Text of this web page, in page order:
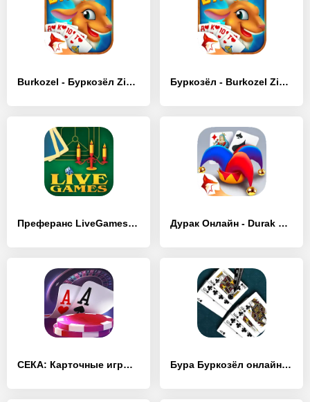
Burkozel - Буркозёл Zingplay - [MOD Много монет] Буркозёл - Burkozel ZingPlay - [MOD Бесконечные монеты]
Преферанс LiveGames онлайн - [MOD Бесконечные деньги] Дурак Онлайн - Durak Online Zi - [MOD Бесконечные деньги]
СЕКА: Карточные игры онлайн - [MOD Много денег] Бура Буркозёл онлайн - [MOD Много денег]